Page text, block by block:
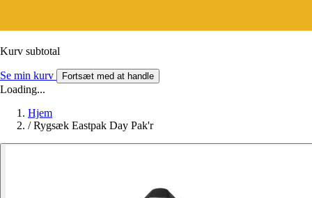
Kurv subtotal
Se min kurv Fortsæt med at handle
Loading...
Hjem
/ Rygsæk Eastpak Day Pak'r